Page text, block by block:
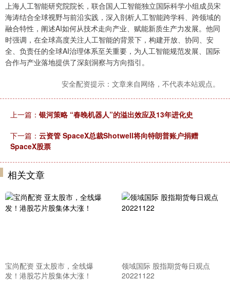
上海人工智能研究院院长，联合国人工智能独立国际科学小组成员宋
海涛结合全球视野与前沿实践，深入剖析人工智能跨学科、跨领域的
融合特性，阐述AI如何从技术走向产业、赋能新质生产力发展。他同
时强调，在全球高度关注人工智能的背景下，构建开放、协同、安
全、负责任的全球AI治理体系至关重要，为人工智能规范发展、国际
合作与产业落地提供了深刻洞察与方向指引。
安全配资提示：文章来自网络，不代表本站观点。
上一篇： 银河策略 “春晚机器人”的溢出效应及13年进化史
下一篇： 云资管 SpaceX总裁Shotwell将向特朗普账户捐赠
SpaceX股票
相关文章
宝尚配资 亚太股市，全线爆
发！港股芯片股集体大涨！
领域国际 股指期货每日观点
20221122